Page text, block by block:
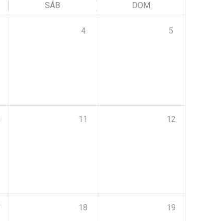
SÁB DOM
4 5
11 12
18 19